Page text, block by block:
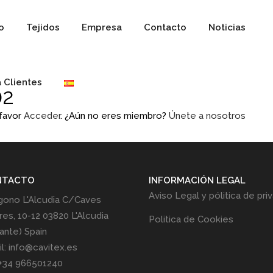
Tejidos Empresa Contacto Noticias
Clientes
Acceder. ¿Aún no eres miembro? Únete a nosotros
L'Alcudia C/Caves
10-12 03820 L'Alcudia
Spain
info@cavitex.es
966501240
INFORMACIÓN LEGAL
Aviso Legal y pólitica de
Politica de Cookies